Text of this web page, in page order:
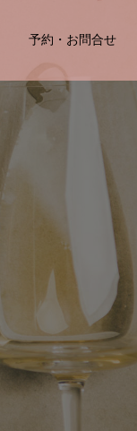
予約・お問合せ